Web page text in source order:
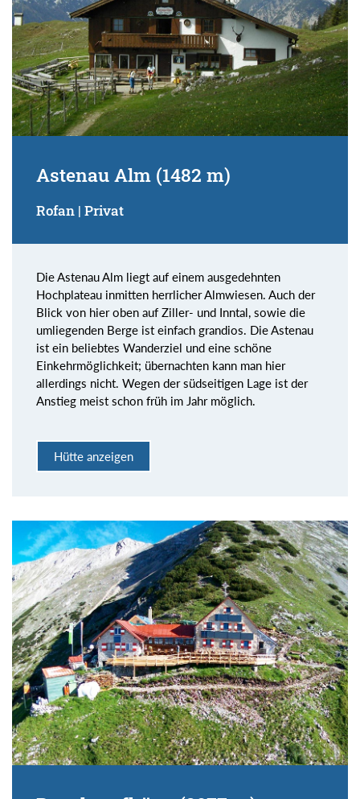
Astenau Alm (1482 m)
Rofan | Privat
Die Astenau Alm liegt auf einem ausgedehnten
Hochplateau inmitten herrlicher Almwiesen. Auch der
Blick von hier oben auf Ziller- und Inntal, sowie die
umliegenden Berge ist einfach grandios. Die Astenau
ist ein beliebtes Wanderziel und eine schöne
Einkehrmöglichkeit; übernachten kann man hier
allerdings nicht. Wegen der südseitigen Lage ist der
Anstieg meist schon früh im Jahr möglich.
Hütte anzeigen